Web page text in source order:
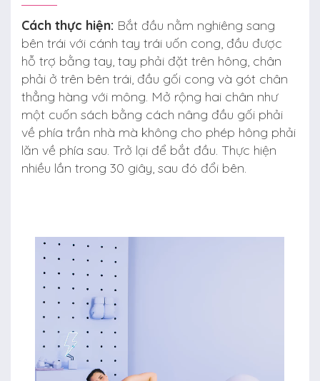
Cách thực hiện: Bắt đầu nằm nghiêng sang
bên trái với cánh tay trái uốn cong, đầu được
hỗ trợ bằng tay, tay phải đặt trên hông, chân
phải ở trên bên trái, đầu gối cong và gót chân
thẳng hàng với mông. Mở rộng hai chân như
một cuốn sách bằng cách nâng đầu gối phải
về phía trần nhà mà không cho phép hông phải
lăn về phía sau. Trở lại để bắt đầu. Thực hiện
nhiều lần trong 30 giây, sau đó đổi bên.